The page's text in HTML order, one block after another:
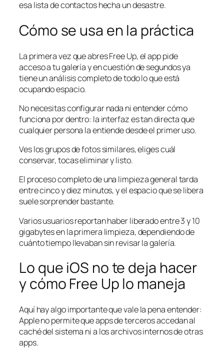
esa lista de contactos hecha un desastre.
Cómo se usa en la práctica
La primera vez que abres Free Up, el app pide
acceso a tu galería y en cuestión de segundos ya
tiene un análisis completo de todo lo que está
ocupando espacio.
No necesitas configurar nada ni entender cómo
funciona por dentro: la interfaz es tan directa que
cualquier persona la entiende desde el primer uso.
Ves los grupos de fotos similares, eliges cuál
conservar, tocas eliminar y listo.
El proceso completo de una limpieza general tarda
entre cinco y diez minutos, y el espacio que se libera
suele sorprender bastante.
Varios usuarios reportan haber liberado entre 3 y 10
gigabytes en la primera limpieza, dependiendo de
cuánto tiempo llevaban sin revisar la galería.
Lo que iOS no te deja hacer
y cómo Free Up lo maneja
Aquí hay algo importante que vale la pena entender:
Apple no permite que apps de terceros accedan al
caché del sistema ni a los archivos internos de otras
apps.